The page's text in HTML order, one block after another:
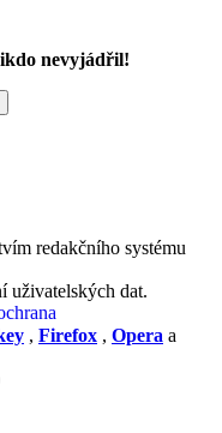
nevyjádřil!
redakčního systému
uživatelských dat.
, Firefox , Opera a